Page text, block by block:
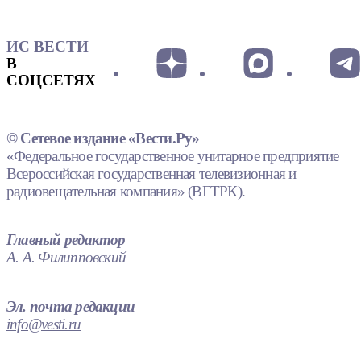
ИС ВЕСТИ
В
СОЦСЕТЯХ
© Сетевое издание «Вести.Ру»
«Федеральное государственное унитарное предприятие
Всероссийская государственная телевизионная и
радиовещательная компания» (ВГТРК).
Главный редактор
А. А. Филипповский
Эл. почта редакции
info@vesti.ru